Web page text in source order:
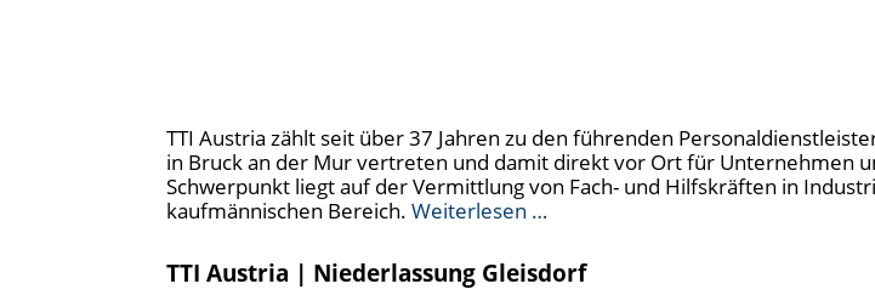
TTI Austria zählt seit über 37 Jahren zu den führenden
in Bruck an der Mur vertreten und damit direkt vor Ort für Unternehmen
Schwerpunkt liegt auf der Vermittlung von Fach- und Hilfskräften in
kaufmännischen Bereich. Weiterlesen …
TTI Austria | Niederlassung Gleisdorf